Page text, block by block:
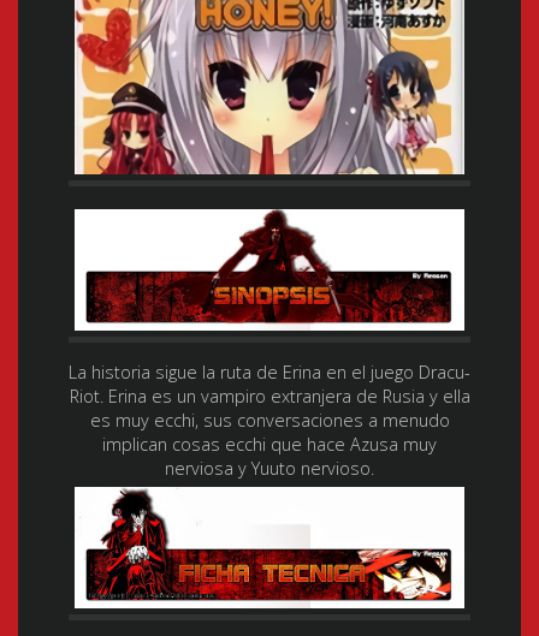
La historia sigue la ruta de Erina en el juego Dracu-
Riot. Erina es un vampiro extranjera de Rusia y ella
es muy ecchi, sus conversaciones a menudo
implican cosas ecchi que hace Azusa muy
nerviosa y Yuuto nervioso.